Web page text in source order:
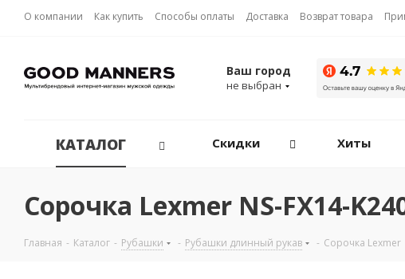
О компании Как купить Способы оплаты Доставка Возврат товара
Ваш город
не выбран
КАТАЛОГ Скидки Хиты
Сорочка Lexmer NS-FX14-
Главная - Каталог - Рубашки - Рубашки длинный рукав - Сорочка Lexmer